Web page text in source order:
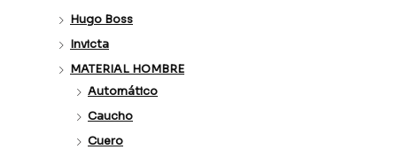
Hugo Boss
Invicta
MATERIAL HOMBRE
Automático
Caucho
Cuero